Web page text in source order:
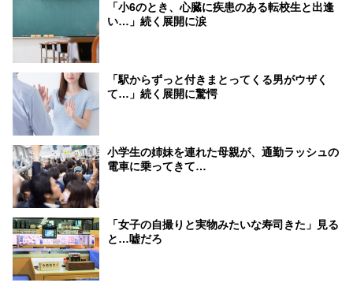
「小6のとき、心臓に疾患のある転校生と出逢
い…」続く展開に涙
「駅からずっと付きまとってくる男がウザく
て…」続く展開に驚愕
小学生の姉妹を連れた母親が、通勤ラッシュの
電車に乗ってきて…
「女子の自撮りと実物みたいな寿司きた」見る
と…嘘だろ